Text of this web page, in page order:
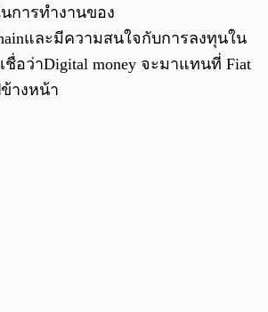
การทำงานของ
และมีความสนใจกับการลงทุนใน
ชื่อว่าDigital money จะมาแทนที่ Fiat
างหน้า